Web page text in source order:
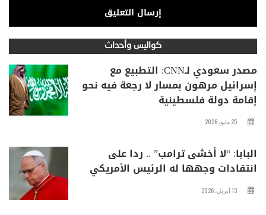
كواليس وأحداث
مصدر سعودي لـCNN: التطبيع مع
إسرائيل مرهون بمسار لا رجعة فيه نحو
إقامة دولة فلسطينية
25 مايو، 2026
البابا: “لا أخشى ترامب” .. ردا على
انتقادات وجهها له الرئيس الأمريكي
13 أبريل، 2026